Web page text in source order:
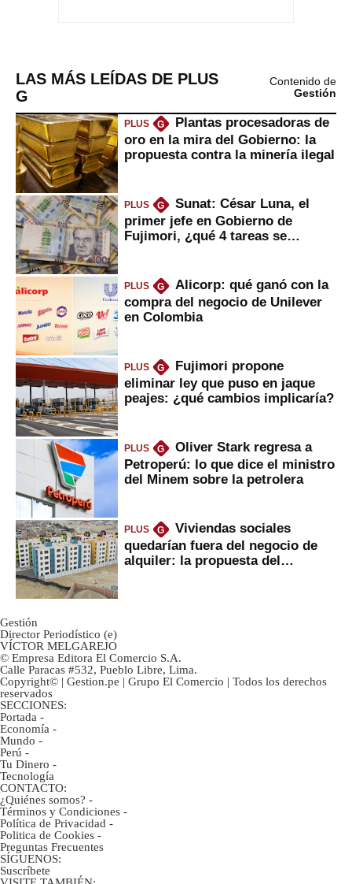
LAS MÁS LEÍDAS DE PLUS
G
Contenido de
Gestión
PLUS G
Plantas procesadoras de
oro en la mira del Gobierno: la
propuesta contra la minería ilegal
PLUS G
Sunat: César Luna, el
primer jefe en Gobierno de
Fujimori, ¿qué 4 tareas se
PLUS G
Alicorp: qué ganó con la
compra del negocio de Unilever
en Colombia
PLUS G
Fujimori propone
eliminar ley que puso en jaque
peajes: ¿qué cambios implicaría?
PLUS G
Oliver Stark regresa a
Petroperú: lo que dice el ministro
del Minem sobre la petrolera
PLUS G
Viviendas sociales
quedarían fuera del negocio de
alquiler: la propuesta del
Gestión
Director Periodístico (e)
VÍCTOR MELGAREJO
© Empresa Editora El Comercio S.A.
Calle Paracas #532, Pueblo Libre, Lima.
Copyright© | Gestion.pe | Grupo El Comercio | Todos los derechos
reservados
SECCIONES:
Portada -
Economía -
Mundo -
Perú -
Tu Dinero -
Tecnología
CONTACTO:
¿Quiénes somos? -
Términos y Condiciones -
Política de Privacidad -
Politica de Cookies -
Preguntas Frecuentes
SÍGUENOS:
Suscríbete